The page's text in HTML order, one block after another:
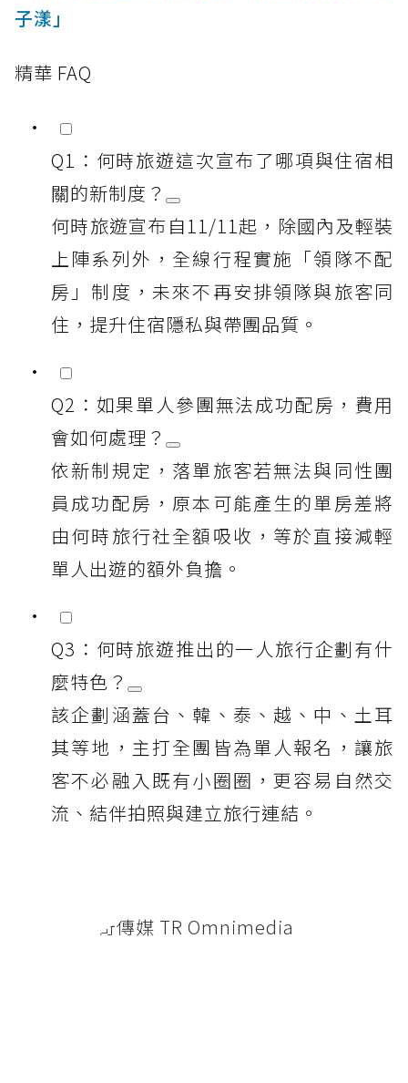
子漾」
精華 FAQ
Q1：何時旅遊這次宣布了哪項與住宿相
關的新制度？
何時旅遊宣布自11/11起，除國內及輕裝
上陣系列外，全線行程實施「領隊不配
房」制度，未來不再安排領隊與旅客同
住，提升住宿隱私與帶團品質。
Q2：如果單人參團無法成功配房，費用
會如何處理？
依新制規定，落單旅客若無法與同性團
員成功配房，原本可能產生的單房差將
由何時旅行社全額吸收，等於直接減輕
單人出遊的額外負擔。
Q3：何時旅遊推出的一人旅行企劃有什
麼特色？
該企劃涵蓋台、韓、泰、越、中、土耳
其等地，主打全團皆為單人報名，讓旅
客不必融入既有小圈圈，更容易自然交
流、結伴拍照與建立旅行連結。